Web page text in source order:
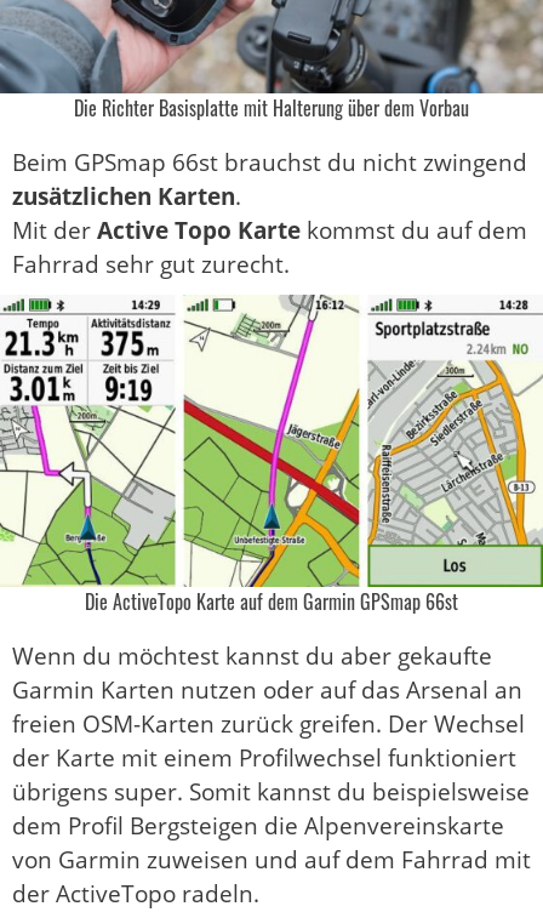
Die Richter Basisplatte mit Halterung über dem Vorbau
Beim GPSmap 66st brauchst du nicht zwingend
zusätzlichen Karten.
Mit derActive Topo Karte kommst du auf dem
Fahrrad sehr gut zurecht.
Die ActiveTopo Karte auf dem Garmin GPSmap 66st
Wenn du möchtest kannst du aber gekaufte
Garmin Karten nutzen oder auf das Arsenal an
freien OSM-Karten zurück greifen. Der Wechsel
der Karte mit einem Profilwechsel funktioniert
übrigens super. Somit kannst du beispielsweise
dem Profil Bergsteigen die Alpenvereinskarte
von Garmin zuweisen und auf dem Fahrrad mit
der ActiveTopo radeln.